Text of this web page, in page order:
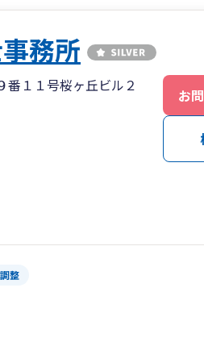
務所
番１１号桜ヶ丘ビル２
お
整